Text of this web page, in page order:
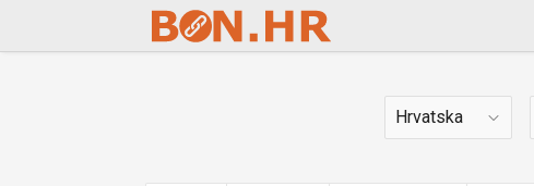
Skip to Main Content
Država